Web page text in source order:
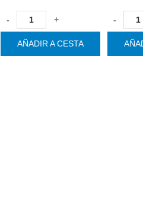
- +
AÑADIR A CESTA
-